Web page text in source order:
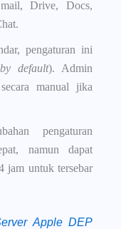
Drive, Docs,
pengaturan ini
default). Admin
manual jika
pengaturan
namun dapat
jam untuk tersebar
Apple DEP